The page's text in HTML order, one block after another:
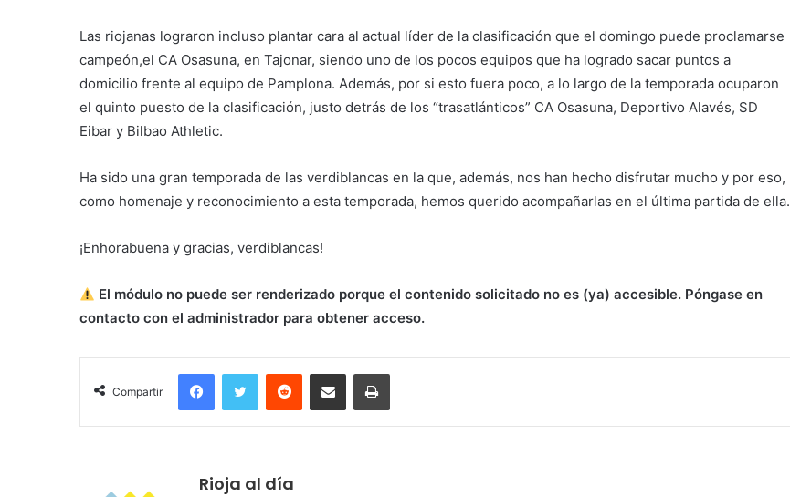
Las riojanas lograron incluso plantar cara al actual líder de la clasificación que el domingo puede proclamarse
campeón,el CA Osasuna, en Tajonar, siendo uno de los pocos equipos que ha logrado sacar puntos a
domicilio frente al equipo de Pamplona. Además, por si esto fuera poco, a lo largo de la temporada ocuparon
el quinto puesto de la clasificación, justo detrás de los “trasatlánticos” CA Osasuna, Deportivo Alavés, SD
Eibar y Bilbao Athletic.
Ha sido una gran temporada de las verdiblancas en la que, además, nos han hecho disfrutar mucho y por eso,
como homenaje y reconocimiento a esta temporada, hemos querido acompañarlas en el última partida de ella.
¡Enhorabuena y gracias, verdiblancas!
El módulo no puede ser renderizado porque el contenido solicitado no es (ya) accesible. Póngase en
contacto con el administrador para obtener acceso.
Compartir
Rioja al día